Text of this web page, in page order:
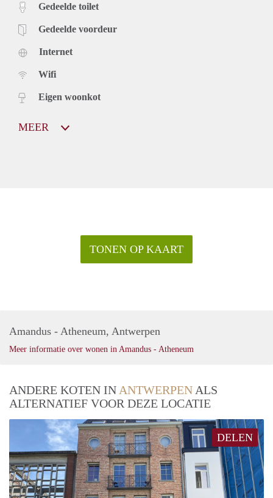
Gedeelde toilet
Gedeelde voordeur
Internet
Wifi
Eigen woonkot
MEER
TONEN OP KAART
Amandus - Atheneum, Antwerpen
Meer informatie over wonen in Amandus - Atheneum
ANDERE KOTEN IN ANTWERPEN ALS
ALTERNATIEF VOOR DEZE LOCATIE
DELEN